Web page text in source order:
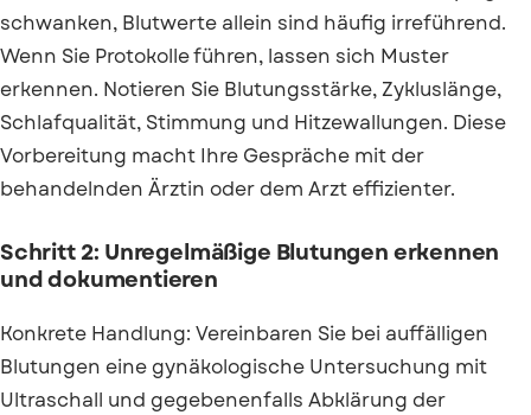
schwanken, Blutwerte allein sind häufig irreführend.
Wenn Sie Protokolle führen, lassen sich Muster
erkennen. Notieren Sie Blutungsstärke, Zykluslänge,
Schlafqualität, Stimmung und Hitzewallungen. Diese
Vorbereitung macht Ihre Gespräche mit der
behandelnden Ärztin oder dem Arzt effizienter.
Schritt 2: Unregelmäßige Blutungen erkennen
und dokumentieren
Konkrete Handlung: Vereinbaren Sie bei auffälligen
Blutungen eine gynäkologische Untersuchung mit
Ultraschall und gegebenenfalls Abklärung der